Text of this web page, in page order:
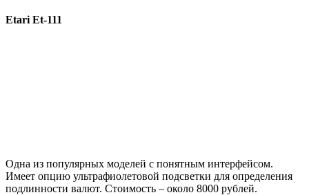
Etari Et-111
Одна из популярных моделей с понятным интерфейсом.
Имеет опцию ультрафиолетовой подсветки для определения
подлинности валют. Стоимость – около 8000 рублей.